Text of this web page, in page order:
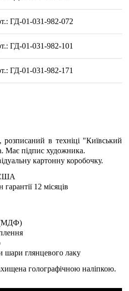
ГД-01-031-982-072
ГД-01-031-982-101
ГД-01-031-982-171
в техніці "Київський
Має підпис художника.
картонну коробочку.
12 місяців
(МДФ)
шари глянцевого лаку
голографічною наліпкою.